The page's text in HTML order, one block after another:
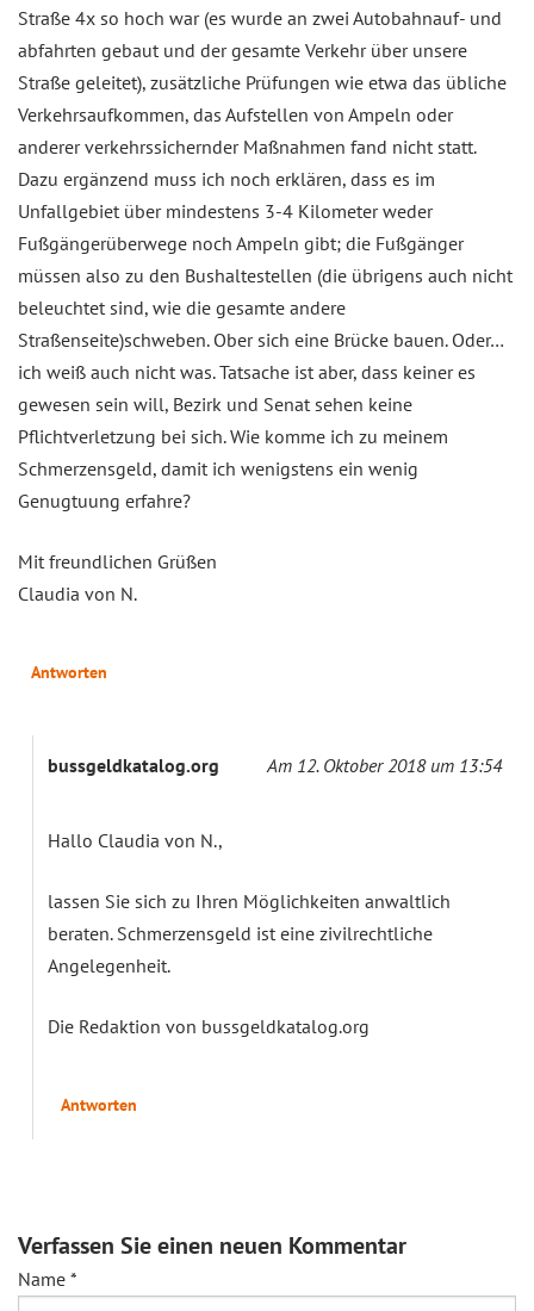
Straße 4x so hoch war (es wurde an zwei Autobahnauf- und
abfahrten gebaut und der gesamte Verkehr über unsere
Straße geleitet), zusätzliche Prüfungen wie etwa das übliche
Verkehrsaufkommen, das Aufstellen von Ampeln oder
anderer verkehrssichernder Maßnahmen fand nicht statt.
Dazu ergänzend muss ich noch erklären, dass es im
Unfallgebiet über mindestens 3-4 Kilometer weder
Fußgängerüberwege noch Ampeln gibt; die Fußgänger
müssen also zu den Bushaltestellen (die übrigens auch nicht
beleuchtet sind, wie die gesamte andere
Straßenseite)schweben. Ober sich eine Brücke bauen. Oder…
ich weiß auch nicht was. Tatsache ist aber, dass keiner es
gewesen sein will, Bezirk und Senat sehen keine
Pflichtverletzung bei sich. Wie komme ich zu meinem
Schmerzensgeld, damit ich wenigstens ein wenig
Genugtuung erfahre?
Mit freundlichen Grüßen
Claudia von N.
Antworten
bussgeldkatalog.org Am 12. Oktober 2018 um 13:54
Hallo Claudia von N.,
lassen Sie sich zu Ihren Möglichkeiten anwaltlich
beraten. Schmerzensgeld ist eine zivilrechtliche
Angelegenheit.
Die Redaktion von bussgeldkatalog.org
Antworten
Verfassen Sie einen neuen Kommentar
Name *